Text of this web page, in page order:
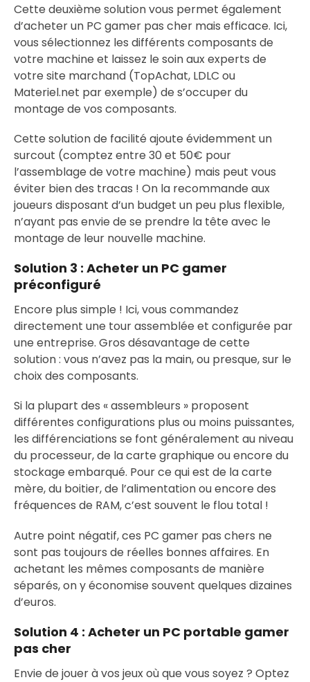
Cette deuxième solution vous permet également
d’acheter un PC gamer pas cher mais efficace. Ici,
vous sélectionnez les différents composants de
votre machine et laissez le soin aux experts de
votre site marchand (TopAchat, LDLC ou
Materiel.net par exemple) de s’occuper du
montage de vos composants.
Cette solution de facilité ajoute évidemment un
surcout (comptez entre 30 et 50€ pour
l’assemblage de votre machine) mais peut vous
éviter bien des tracas ! On la recommande aux
joueurs disposant d’un budget un peu plus flexible,
n’ayant pas envie de se prendre la tête avec le
montage de leur nouvelle machine.
Solution 3 : Acheter un PC gamer
préconfiguré
Encore plus simple ! Ici, vous commandez
directement une tour assemblée et configurée par
une entreprise. Gros désavantage de cette
solution : vous n’avez pas la main, ou presque, sur le
choix des composants.
Si la plupart des « assembleurs » proposent
différentes configurations plus ou moins puissantes,
les différenciations se font généralement au niveau
du processeur, de la carte graphique ou encore du
stockage embarqué. Pour ce qui est de la carte
mère, du boitier, de l’alimentation ou encore des
fréquences de RAM, c’est souvent le flou total !
Autre point négatif, ces PC gamer pas chers ne
sont pas toujours de réelles bonnes affaires. En
achetant les mêmes composants de manière
séparés, on y économise souvent quelques dizaines
d’euros.
Solution 4 : Acheter un PC portable gamer
pas cher
Envie de jouer à vos jeux où que vous soyez ? Optez